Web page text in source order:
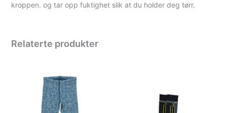
kroppen. og tar opp fuktighet slik at du holder deg tørr.
Relaterte produkter